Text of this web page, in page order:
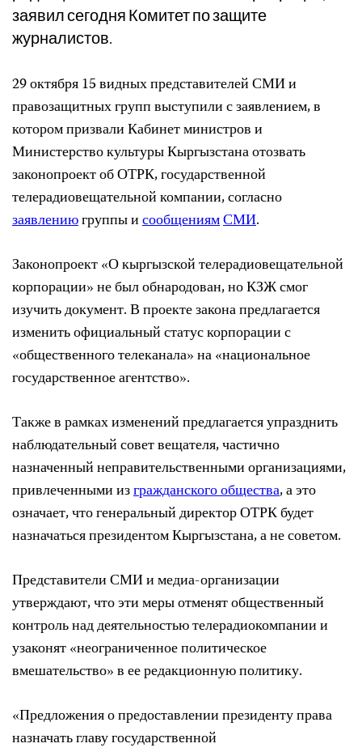
заявил сегодня Комитет по защите
журналистов.
29 октября 15 видных представителей СМИ и
правозащитных групп выступили с заявлением, в
котором призвали Кабинет министров и
Министерство культуры Кыргызстана отозвать
законопроект об ОТРК, государственной
телерадиовещательной компании, согласно
заявлениюгруппы исообщениямСМИ.
Законопроект «О кыргызской телерадиовещательной
корпорации» не был обнародован, но КЗЖ смог
изучить документ. В проекте закона предлагается
изменить официальный статус корпорации с
«общественного телеканала» на «национальное
государственное агентство».
Также в рамках изменений предлагается упразднить
наблюдательный совет вещателя, частично
назначенный неправительственными организациями,
привлеченными изгражданского общества, а это
означает, что генеральный директор ОТРК будет
назначаться президентом Кыргызстана, а не советом.
Представители СМИ и медиа-организации
утверждают, что эти меры отменят общественный
контроль над деятельностью телерадиокомпании и
узаконят «неограниченное политическое
вмешательство» в ее редакционную политику.
«Предложения о предоставлении президенту права
назначать главу государственной